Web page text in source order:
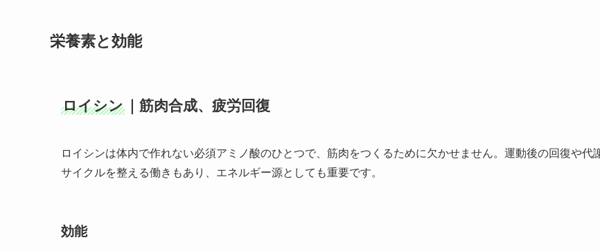
栄養素と効能
ロイシン ｜筋肉合成、疲労回復
ロイシンは体内で作れない必須アミノ酸のひとつで、筋肉をつくるために欠かせません。運動後の回復や代
サイクルを整える働きもあり、エネルギー源としても重要です。
効能